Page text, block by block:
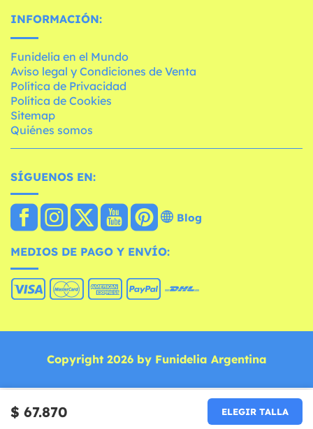
$ 67.870 ELEGIR TALLA
INFORMACIÓN:
Funidelia en el Mundo
Aviso legal y Condiciones de Venta
Política de Privacidad
Política de Cookies
Sitemap
Quiénes somos
SÍGUENOS EN:
Blog
MEDIOS DE PAGO Y ENVÍO:
Copyright 2026 by Funidelia Argentina